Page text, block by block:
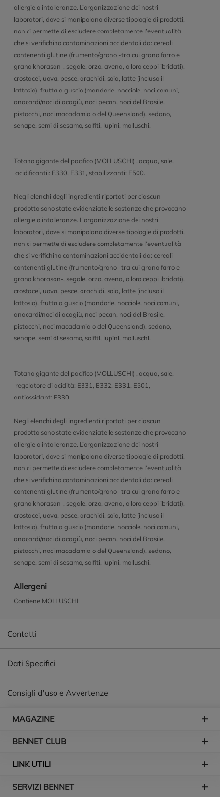
allergie o intolleranze. L’organizzazione dei nostri
laboratori, dove si manipolano diverse tipologie di prodotti,
non ci permette di escludere completamente l’eventualità
che si verifichino contaminazioni accidentali da: cereali
contenenti glutine (frumento/grano -tra cui grano farro e
grano khorasan-, segale, orzo, avena, o loro ceppi ibridati),
crostacei, uova, pesce, arachidi, soia, latte (incluso il
lattosio), frutta a guscio (mandorle, nocciole, noci comuni,
anacardi/noci di acagiù, noci pecan, noci del Brasile,
pistacchi, noci macadamia o del Queensland), sedano,
senape, semi di sesamo, solfiti, lupini, molluschi.
Totano gigante del pacifico (MOLLUSCHI) , acqua, sale,
acidificantii: E330, E331, stabilizzanti: E500.
Negli elenchi degli ingredienti riportati per ciascun
prodotto sono state evidenziate le sostanze che provocano
allergie o intolleranze. L’organizzazione dei nostri
laboratori, dove si manipolano diverse tipologie di prodotti,
non ci permette di escludere completamente l’eventualità
che si verifichino contaminazioni accidentali da: cereali
contenenti glutine (frumento/grano -tra cui grano farro e
grano khorasan-, segale, orzo, avena, o loro ceppi ibridati),
crostacei, uova, pesce, arachidi, soia, latte (incluso il
lattosio), frutta a guscio (mandorle, nocciole, noci comuni,
anacardi/noci di acagiù, noci pecan, noci del Brasile,
pistacchi, noci macadamia o del Queensland), sedano,
senape, semi di sesamo, solfiti, lupini, molluschi.
Totano gigante del pacifico (MOLLUSCHI) , acqua, sale,
regolatore di acidità: E331, E332, E331, E501,
antiossidant: E330.
Negli elenchi degli ingredienti riportati per ciascun
prodotto sono state evidenziate le sostanze che provocano
allergie o intolleranze. L’organizzazione dei nostri
laboratori, dove si manipolano diverse tipologie di prodotti,
non ci permette di escludere completamente l’eventualità
che si verifichino contaminazioni accidentali da: cereali
contenenti glutine (frumento/grano -tra cui grano farro e
grano khorasan-, segale, orzo, avena, o loro ceppi ibridati),
crostacei, uova, pesce, arachidi, soia, latte (incluso il
lattosio), frutta a guscio (mandorle, nocciole, noci comuni,
anacardi/noci di acagiù, noci pecan, noci del Brasile,
pistacchi, noci macadamia o del Queensland), sedano,
senape, semi di sesamo, solfiti, lupini, molluschi.
Allergeni
Contiene MOLLUSCHI
Contatti
Dati Specifici
Consigli d'uso e Avvertenze
MAGAZINE
BENNET CLUB
LINK UTILI
SERVIZI BENNET